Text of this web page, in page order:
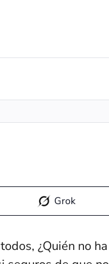
Grok
¿Quién no ha